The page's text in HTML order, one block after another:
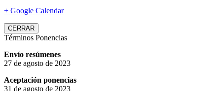
+ Google Calendar
CERRAR
Términos Ponencias
Envío resúmenes
27 de agosto de 2023
Aceptación ponencias
31 de agosto de 2023